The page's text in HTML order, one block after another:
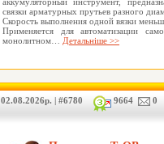
связки арматурных прутьев разного
Скорость выполнения одной вязки
Применяется для автоматизации
монолитном… Детальніше >>
02.08.2026р. | #6780 9664 0